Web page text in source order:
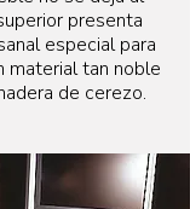
presenta
especial para
material tan noble
de cerezo.